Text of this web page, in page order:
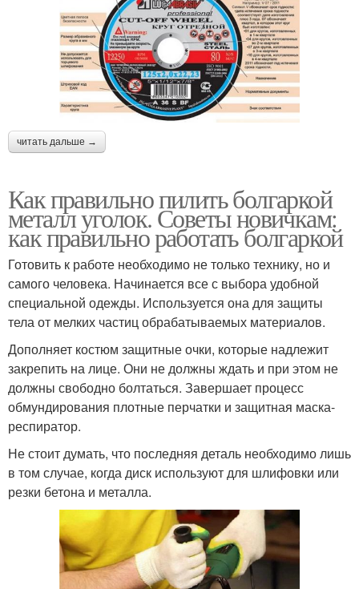
читать дальше →
Как правильно пилить болгаркой
металл уголок. Советы новичкам:
как правильно работать болгаркой
Готовить к работе необходимо не только технику, но и
самого человека. Начинается все с выбора удобной
специальной одежды. Используется она для защиты
тела от мелких частиц обрабатываемых материалов.
Дополняет костюм защитные очки, которые надлежит
закрепить на лице. Они не должны ждать и при этом не
должны свободно болтаться. Завершает процесс
обмундирования плотные перчатки и защитная маска-
респиратор.
Не стоит думать, что последняя деталь необходимо лишь
в том случае, когда диск используют для шлифовки или
резки бетона и металла.